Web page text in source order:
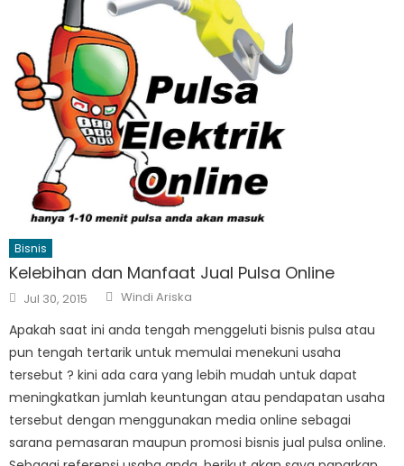
Bisnis
Kelebihan dan Manfaat Jual Pulsa Online
Posted
on
Jul 30, 2015 Author
Windi Ariska
Apakah saat ini anda tengah menggeluti bisnis pulsa atau
pun tengah tertarik untuk memulai menekuni usaha
tersebut ? kini ada cara yang lebih mudah untuk dapat
meningkatkan jumlah keuntungan atau pendapatan usaha
tersebut dengan menggunakan media online sebagai
sarana pemasaran maupun promosi bisnis jual pulsa online.